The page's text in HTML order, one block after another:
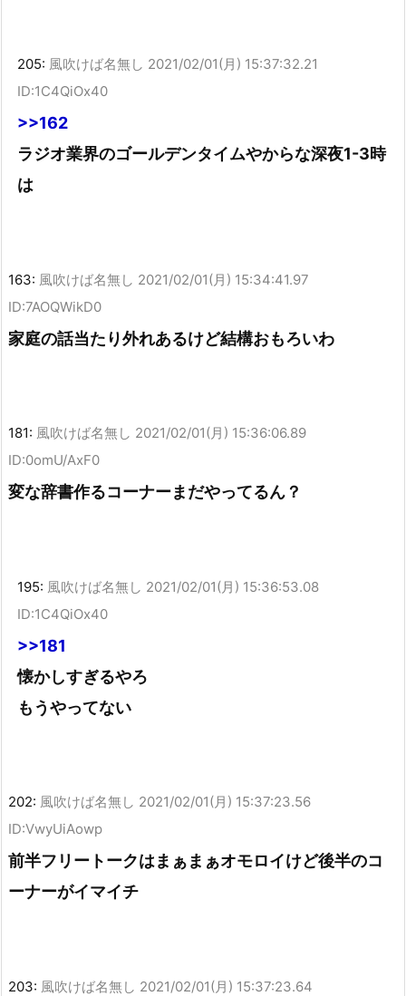
205: 風吹けば名無し 2021/02/01(月) 15:37:32.21
ID:1C4QiOx40
>>162
ラジオ業界のゴールデンタイムやからな深夜1-3時
は
163: 風吹けば名無し 2021/02/01(月) 15:34:41.97
ID:7AOQWikD0
家庭の話当たり外れあるけど結構おもろいわ
181: 風吹けば名無し 2021/02/01(月) 15:36:06.89
ID:0omU/AxF0
変な辞書作るコーナーまだやってるん？
195: 風吹けば名無し 2021/02/01(月) 15:36:53.08
ID:1C4QiOx40
>>181
懐かしすぎるやろ
もうやってない
202: 風吹けば名無し 2021/02/01(月) 15:37:23.56
ID:VwyUiAowp
前半フリートークはまぁまぁオモロイけど後半のコ
ーナーがイマイチ
203: 風吹けば名無し 2021/02/01(月) 15:37:23.64